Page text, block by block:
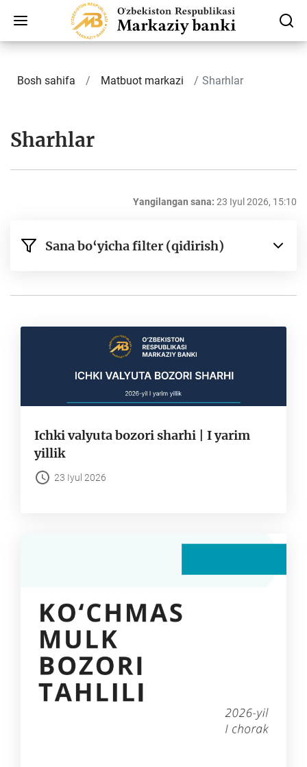
Bosh sahifa Matbuot markazi Sharhlar
Sharhlar
Yangilangan sana: 23 Iyul 2026, 15:10
Sana bo‘yicha filter (qidirish)
Chiqarish
Ichki valyuta bozori sharhi | I yarim
yillik
23 Iyul 2026